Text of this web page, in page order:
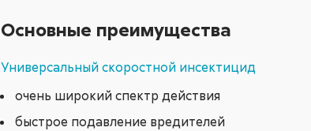
Основные преимущества
Универсальный скоростной инсектицид
очень широкий спектр действия
быстрое подавление вредителей